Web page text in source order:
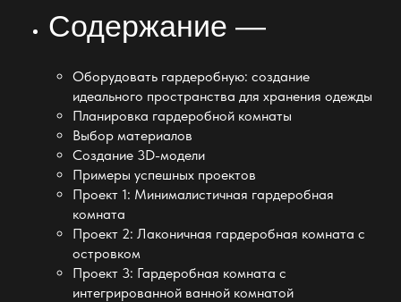
Содержание —
Оборудовать гардеробную: создание
идеального пространства для хранения одежды
Планировка гардеробной комнаты
Выбор материалов
Создание 3D-модели
Примеры успешных проектов
Проект 1: Минималистичная гардеробная
комната
Проект 2: Лаконичная гардеробная комната с
островком
Проект 3: Гардеробная комната с
интегрированной ванной комнатой